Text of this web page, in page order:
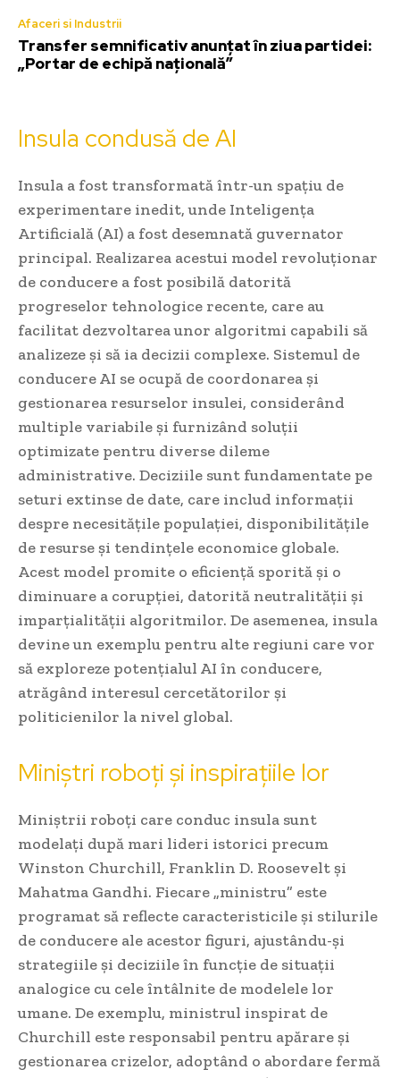
Afaceri si Industrii
Transfer semnificativ anunțat în ziua partidei:
„Portar de echipă națională”
Insula condusă de AI
Insula a fost transformată într-un spațiu de
experimentare inedit, unde Inteligența
Artificială (AI) a fost desemnată guvernator
principal. Realizarea acestui model revoluționar
de conducere a fost posibilă datorită
progreselor tehnologice recente, care au
facilitat dezvoltarea unor algoritmi capabili să
analizeze și să ia decizii complexe. Sistemul de
conducere AI se ocupă de coordonarea și
gestionarea resurselor insulei, considerând
multiple variabile și furnizând soluții
optimizate pentru diverse dileme
administrative. Deciziile sunt fundamentate pe
seturi extinse de date, care includ informații
despre necesitățile populației, disponibilitățile
de resurse și tendințele economice globale.
Acest model promite o eficiență sporită și o
diminuare a corupției, datorită neutralității și
imparțialității algoritmilor. De asemenea, insula
devine un exemplu pentru alte regiuni care vor
să exploreze potențialul AI în conducere,
atrăgând interesul cercetătorilor și
politicienilor la nivel global.
Miniștri roboți și inspirațiile lor
Miniștrii roboți care conduc insula sunt
modelați după mari lideri istorici precum
Winston Churchill, Franklin D. Roosevelt și
Mahatma Gandhi. Fiecare „ministru” este
programat să reflecte caracteristicile și stilurile
de conducere ale acestor figuri, ajustându-și
strategiile și deciziile în funcție de situații
analogice cu cele întâlnite de modelele lor
umane. De exemplu, ministrul inspirat de
Churchill este responsabil pentru apărare și
gestionarea crizelor, adoptând o abordare fermă